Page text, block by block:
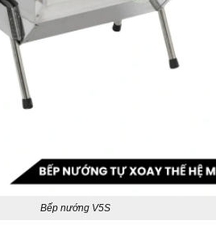
Bếp nướng V5S